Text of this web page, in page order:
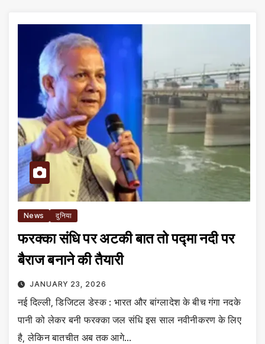
News दुनिया
फरक्का संधि पर अटकी बात तो पद्मा नदी पर
बैराज बनाने की तैयारी
JANUARY 23, 2026
नई दिल्ली, डिजिटल डेस्क : भारत और बांग्लादेश के बीच गंगा नदके
पानी को लेकर बनी फरक्का जल संधि इस साल नवीनीकरण के लिए
है, लेकिन बातचीत अब तक आगे…